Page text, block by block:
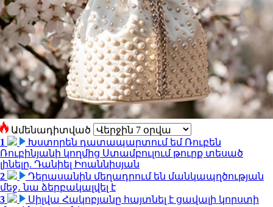
Ամենադիտված
1
Խստորեն դատապարտում եմ Ռուբեն
Ռուբինյանի կողմից Ստամբուլում թուրք տեսած
լինելը. Դանիել Իոաննիսյան
2
Դերասանին մեղադրում են մանկապղծության
մեջ․ նա ձերբակալվել է
3
Սիլվա Հակոբյանը հայտնել է ցավալի կորստի